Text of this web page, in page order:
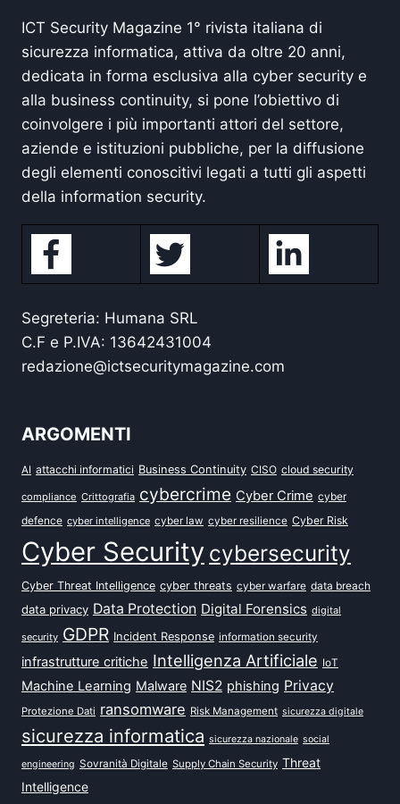
ICT Security Magazine 1° rivista italiana di
sicurezza informatica, attiva da oltre 20 anni,
dedicata in forma esclusiva alla cyber security e
alla business continuity, si pone l’obiettivo di
coinvolgere i più importanti attori del settore,
aziende e istituzioni pubbliche, per la diffusione
degli elementi conoscitivi legati a tutti gli aspetti
della information security.
Segreteria: Humana SRL
C.F e P.IVA: 13642431004
redazione@ictsecuritymagazine.com
ARGOMENTI
AI attacchi informatici Business Continuity CISO cloud security
compliance Crittografia cybercrime Cyber Crime cyber
defence cyber intelligence cyber law cyber resilience Cyber Risk
Cyber Security cybersecurity
Cyber Threat Intelligence cyber threats cyber warfare data breach
data privacy Data Protection Digital Forensics digital
security GDPR Incident Response information security
infrastrutture critiche Intelligenza Artificiale IoT
Machine Learning Malware NIS2 phishing Privacy
Protezione Dati ransomware Risk Management sicurezza digitale
sicurezza informatica sicurezza nazionale social
engineering Sovranità Digitale Supply Chain Security Threat
Intelligence